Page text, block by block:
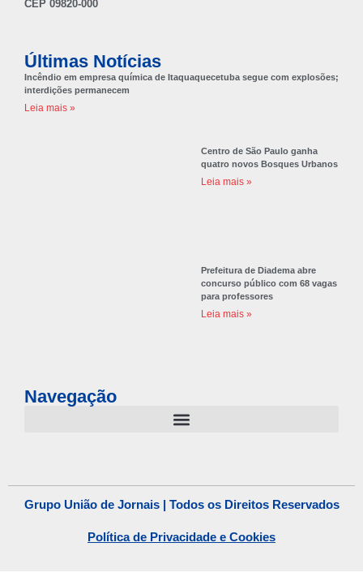
CEP 09820-000
Últimas Notícias
Incêndio em empresa química de Itaquaquecetuba segue com explosões;
interdições permanecem
Leia mais »
Centro de São Paulo ganha
quatro novos Bosques Urbanos
Leia mais »
Prefeitura de Diadema abre
concurso público com 68 vagas
para professores
Leia mais »
Navegação
Grupo União de Jornais | Todos os Direitos Reservados
Política de Privacidade e Cookies